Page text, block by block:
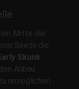
Mitte der
Seeds die
Skunk
Anbau
ermöglichen.